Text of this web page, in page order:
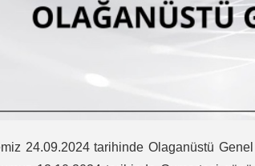
24.09.2024 tarihinde Olaganüstü